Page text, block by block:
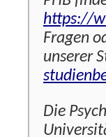
https://
Fragen
unserer
Die